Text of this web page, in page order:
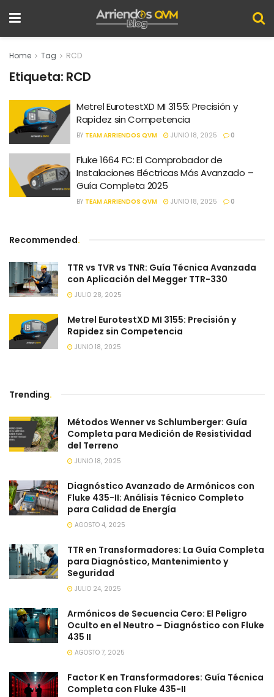
Home Tag RCD
Etiqueta: RCD
Metrel EurotestXD MI 3155: Precisión y
Rapidez sin Competencia
BY TEAM ARRIENDOS QVM JUNIO 18, 2025 0
Fluke 1664 FC: El Comprobador de
Instalaciones Eléctricas Más Avanzado –
Guía Completa 2025
BY TEAM ARRIENDOS QVM JUNIO 18, 2025 0
Recommended.
TTR vs TVR vs TNR: Guía Técnica Avanzada
con Aplicación del Megger TTR-330
JULIO 28, 2025
Metrel EurotestXD MI 3155: Precisión y
Rapidez sin Competencia
JUNIO 18, 2025
Trending.
Métodos Wenner vs Schlumberger: Guía
Completa para Medición de Resistividad
del Terreno
JUNIO 18, 2025
Diagnóstico Avanzado de Armónicos con
Fluke 435-II: Análisis Técnico Completo
para Calidad de Energía
AGOSTO 4, 2025
TTR en Transformadores: La Guía Completa
para Diagnóstico, Mantenimiento y
Seguridad
JULIO 24, 2025
Armónicos de Secuencia Cero: El Peligro
Oculto en el Neutro – Diagnóstico con Fluke
435 II
AGOSTO 7, 2025
Factor K en Transformadores: Guía Técnica
Completa con Fluke 435-II